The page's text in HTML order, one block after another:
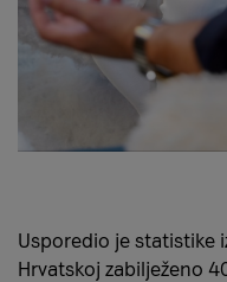
Usporedio je statistike
Hrvatskoj zabilježeno